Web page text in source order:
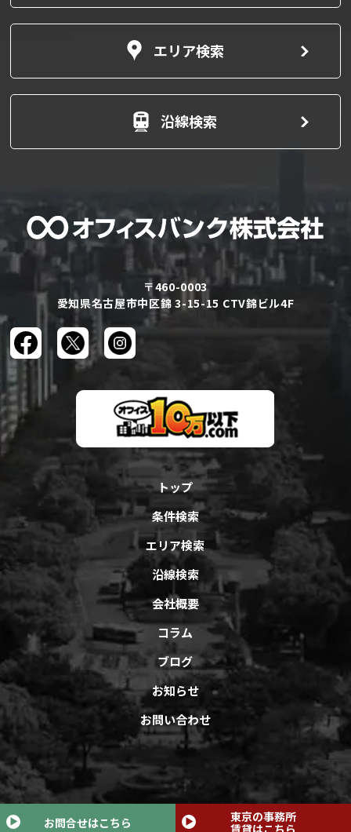
エリア検索
沿線検索
〒460-0003
愛知県名古屋市中区錦 3-15-15 CTV錦ビル4F
トップ
条件検索
エリア検索
沿線検索
会社概要
コラム
ブログ
お知らせ
お問い合わせ
Copyright © オフィスバンクAll Rights Reserved.
お問合せはこちら
東京の事務所
賃貸はこちら